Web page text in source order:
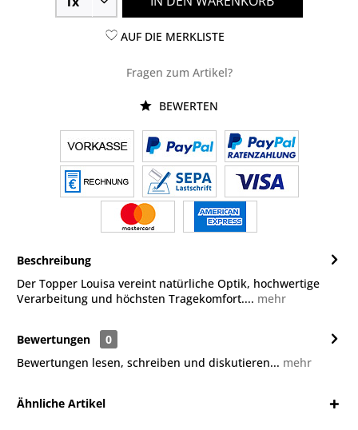
AUF DIE MERKLISTE
Fragen zum Artikel?
BEWERTEN
Beschreibung
Der Topper Louisa vereint natürliche Optik, hochwertige
Verarbeitung und höchsten Tragekomfort.... mehr
Bewertungen
0
Bewertungen lesen, schreiben und diskutieren... mehr
Ähnliche Artikel